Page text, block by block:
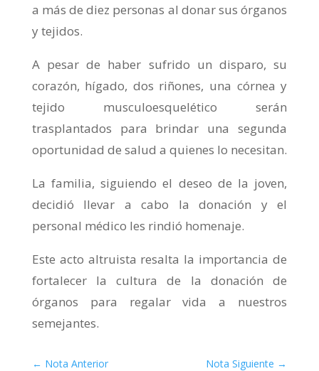
a más de diez personas al donar sus órganos
y tejidos.
A pesar de haber sufrido un disparo, su
corazón, hígado, dos riñones, una córnea y
tejido musculoesquelético serán
trasplantados para brindar una segunda
oportunidad de salud a quienes lo necesitan.
La familia, siguiendo el deseo de la joven,
decidió llevar a cabo la donación y el
personal médico les rindió homenaje.
Este acto altruista resalta la importancia de
fortalecer la cultura de la donación de
órganos para regalar vida a nuestros
semejantes.
← Nota Anterior Nota Siguiente →